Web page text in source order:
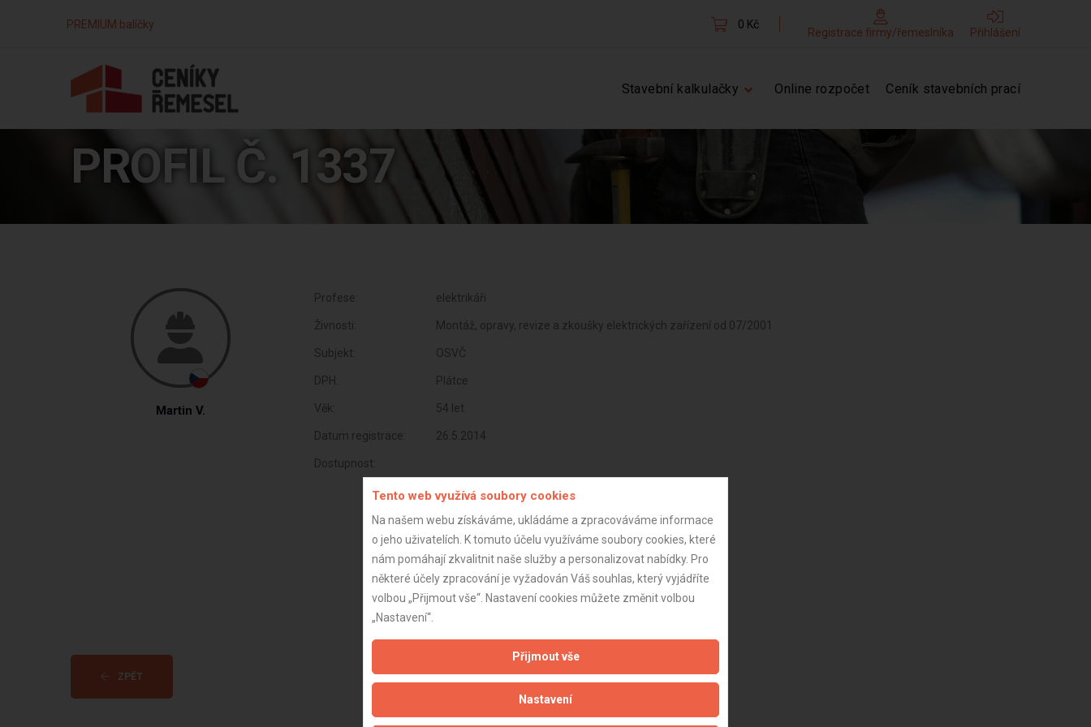
PREMIUM balíčky 0 Kč
Registrace firmy/řemeslníka Přihlášení
Stavební kalkulačky Online rozpočet Ceník stavebních prací
PROFIL Č. 1337
Martin V.
Profese: elektrikáři
Živnosti: Montáž, opravy, revize a zkoušky elektrických zařízení od 07/2001
Subjekt: OSVČ
DPH: Plátce
Věk: 54 let
Datum registrace: 26.5.2014
Dostupnost:
ZPĚT
Tento web využívá soubory cookies
Na našem webu získáváme, ukládáme a zpracováváme informace
o jeho uživatelích. K tomuto účelu využíváme soubory cookies, které
nám pomáhají zkvalitnit naše služby a personalizovat nabídky. Pro
některé účely zpracování je vyžadován Váš souhlas, který vyjádříte
volbou „Přijmout vše“. Nastavení cookies můžete změnit volbou
„Nastavení“.
Přijmout vše
Nastavení